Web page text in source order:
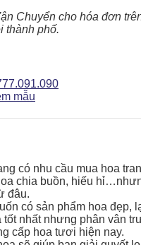
Chuyển cho hóa đơn
thành phố.
mẫu
có nhu cầu mua hoa
chia buồn, hiếu
đâu.
có sản phẩm hoa đẹp,
tốt nhất nhưng phân vân
cấp hoa tươi hiện nay.